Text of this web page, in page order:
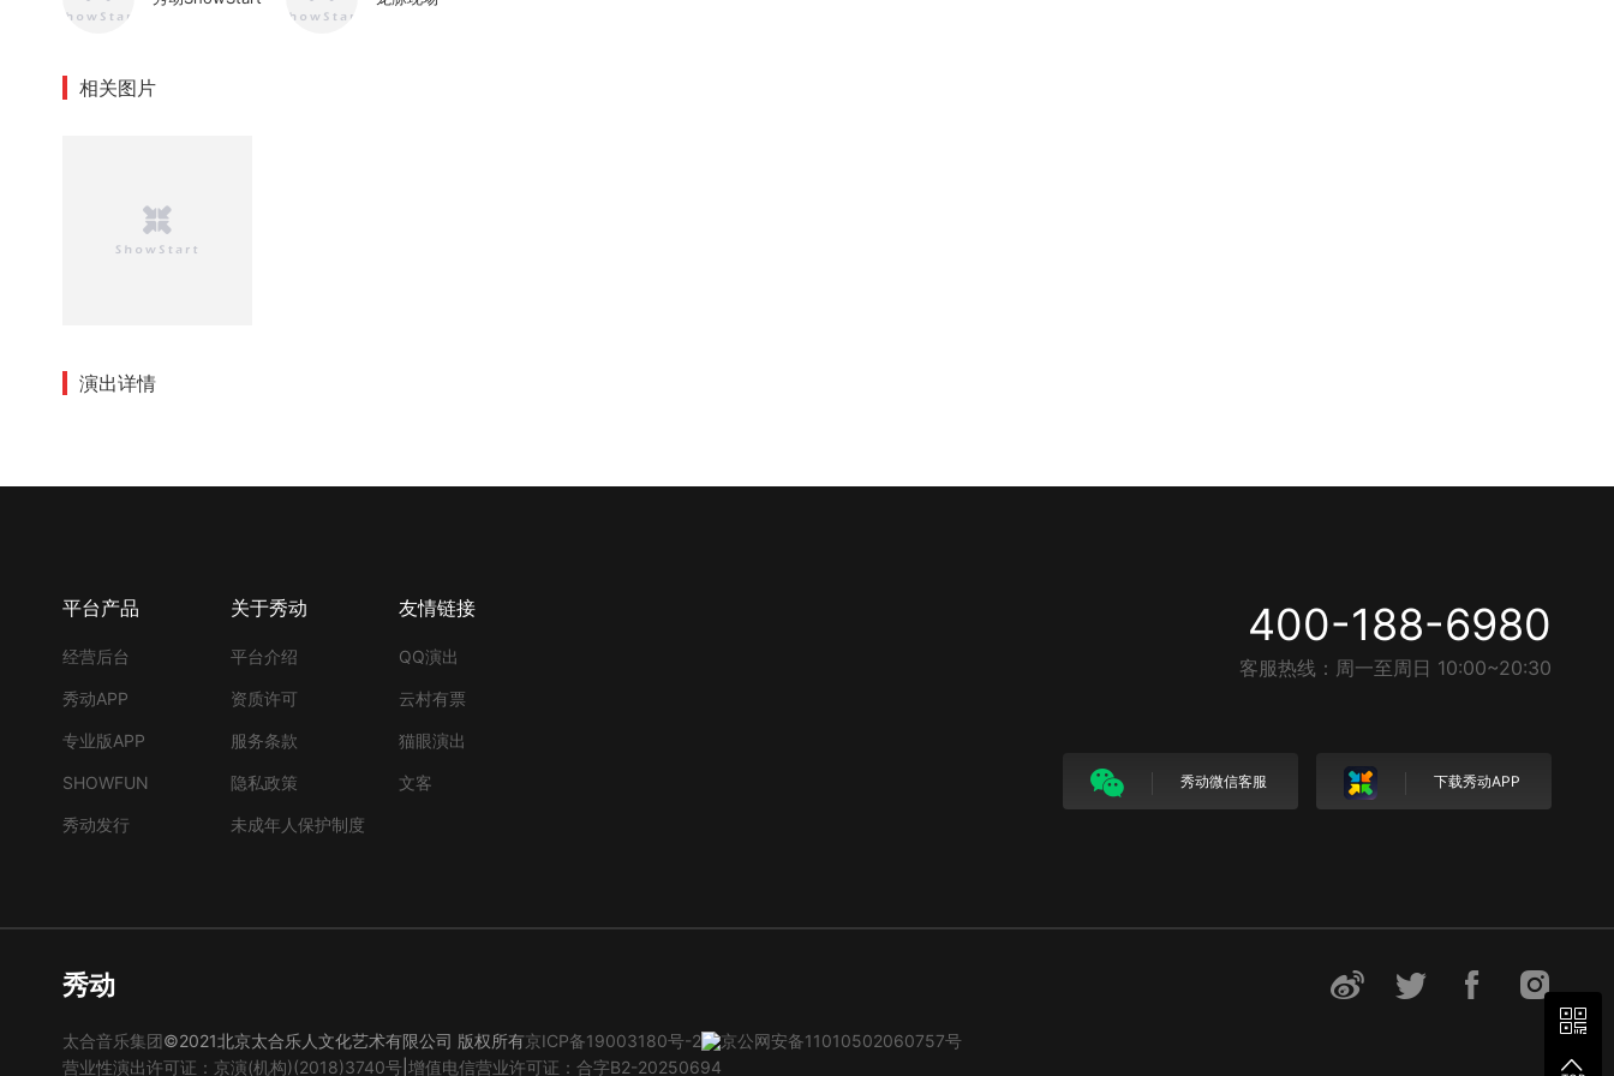
相关图片
演出详情
平台产品
经营后台
秀动APP
专业版APP
SHOWFUN
秀动发行
关于秀动
平台介绍
资质许可
服务条款
隐私政策
未成年人保护制度
友情链接
QQ演出
云村有票
猫眼演出
文客
400-188-6980
客服热线：周一至周日 10:00~20:30
秀动微信客服 下载秀动APP
秀动
太合音乐集团©2021北京太合乐人文化艺术有限公司 版权所有京ICP备19003180号-2
京公网安备11010502060757号
营业性演出许可证：京演(机构)(2018)3740号 增值电信营业许可证：合字B2-20250694